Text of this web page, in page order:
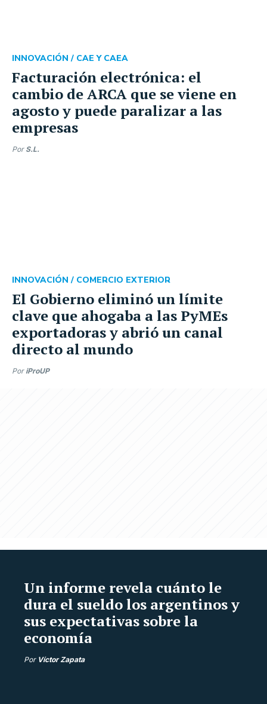
Facturación electrónica: el
cambio de ARCA que se viene en
agosto y puede paralizar a las
empresas
INNOVACIÓN / CAE Y CAEA
Por S.L.
El Gobierno eliminó un límite
clave que ahogaba a las PyMEs
exportadoras y abrió un canal
directo al mundo
INNOVACIÓN / COMERCIO EXTERIOR
Por iProUP
Un informe revela cuánto le
dura el sueldo los argentinos y
sus expectativas sobre la
economía
Por Víctor Zapata